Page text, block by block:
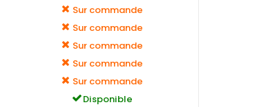
Sur commande
Sur commande
Sur commande
Sur commande
Sur commande
Disponible